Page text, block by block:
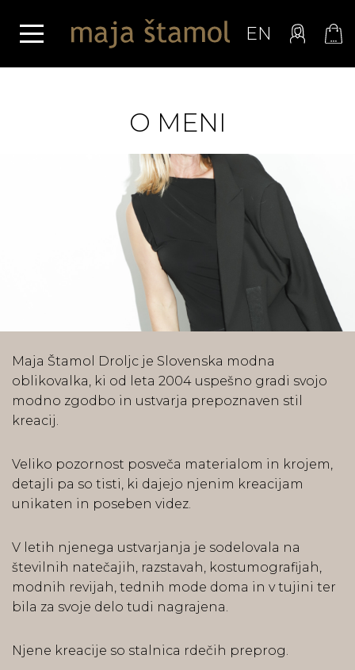
EN
O MENI
Maja Štamol Droljc je Slovenska modna
oblikovalka, ki od leta 2004 uspešno gradi svojo
modno zgodbo in ustvarja prepoznaven stil
kreacij.
Veliko pozornost posveča materialom in krojem,
detajli pa so tisti, ki dajejo njenim kreacijam
unikaten in poseben videz.
V letih njenega ustvarjanja je sodelovala na
številnih natečajih, razstavah, kostumografijah,
modnih revijah, tednih mode doma in v tujini ter
bila za svoje delo tudi nagrajena.
Njene kreacije so stalnica rdečih preprog.